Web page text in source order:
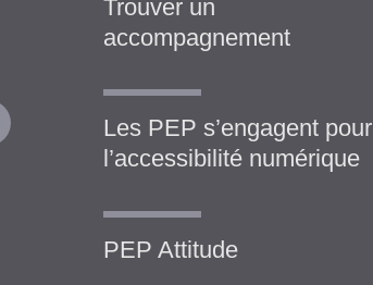
Trouver un
accompagnement
Les PEP s’engagent pour
l’accessibilité numérique
PEP Attitude